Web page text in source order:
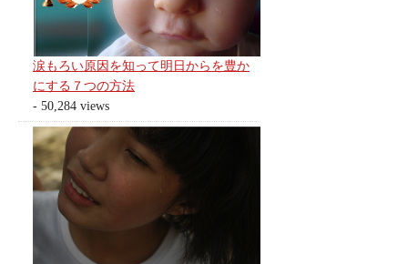
涙もろい原因を知って明日からを豊か
にする７つの方法
- 50,284 views